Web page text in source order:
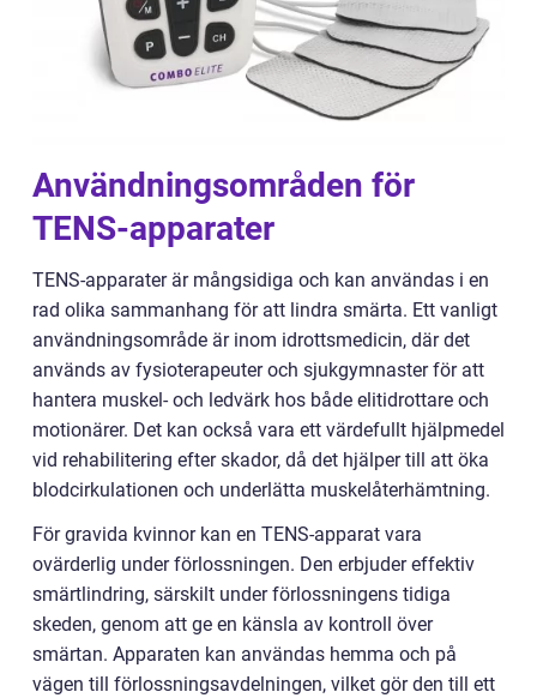
Användningsområden för
TENS-apparater
TENS-apparater är mångsidiga och kan användas i en
rad olika sammanhang för att lindra smärta. Ett vanligt
användningsområde är inom idrottsmedicin, där det
används av fysioterapeuter och sjukgymnaster för att
hantera muskel- och ledvärk hos både elitidrottare och
motionärer. Det kan också vara ett värdefullt hjälpmedel
vid rehabilitering efter skador, då det hjälper till att öka
blodcirkulationen och underlätta muskelåterhämtning.
För gravida kvinnor kan en TENS-apparat vara
ovärderlig under förlossningen. Den erbjuder effektiv
smärtlindring, särskilt under förlossningens tidiga
skeden, genom att ge en känsla av kontroll över
smärtan. Apparaten kan användas hemma och på
vägen till förlossningsavdelningen, vilket gör den till ett